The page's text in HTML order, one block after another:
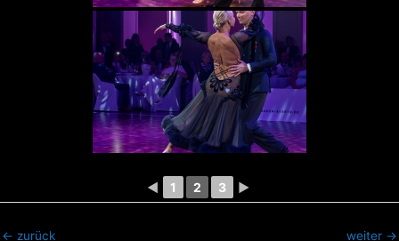
◄ 1 2 3 ►
← zurück weiter →